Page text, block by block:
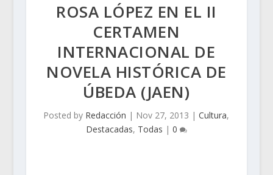
ROSA LÓPEZ EN EL II
CERTAMEN
INTERNACIONAL DE
NOVELA HISTÓRICA DE
ÚBEDA (JAEN)
Posted by Redacción | Nov 27, 2013 |Cultura,
Destacadas, Todas | 0